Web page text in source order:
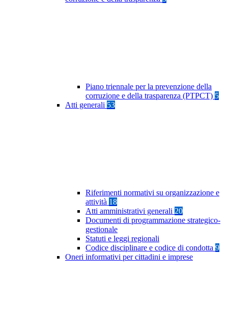
Piano triennale per la prevenzione della
corruzione e della trasparenza (PTPCT) 5
Atti generali 53
Riferimenti normativi su organizzazione e
attività 18
Atti amministrativi generali 20
Documenti di programmazione strategico-
gestionale
Statuti e leggi regionali
Codice disciplinare e codice di condotta 9
Oneri informativi per cittadini e imprese